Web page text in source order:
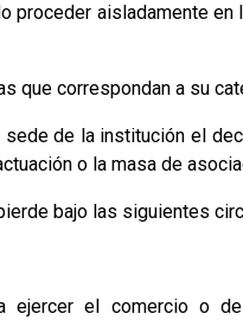
proceder aisladamente
que correspondan a su
de la institución el
o la masa de
bajo las siguientes
ejercer el comercio o